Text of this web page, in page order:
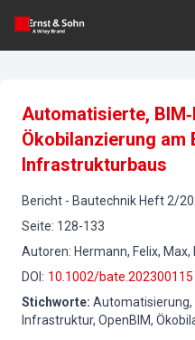
Automatisierte,
Ökobilanzierung am
Infrastrukturbaus
Bericht - Bautechnik Heft 2/
Seite: 128-133
Autoren: Hermann, Felix,
DOI : 10.1002/bate.202300115
Stichworte: Automatisierung,
Infrastruktur, OpenBIM,